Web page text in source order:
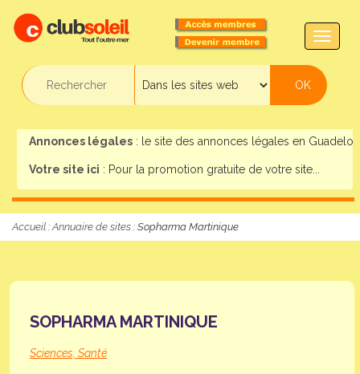
Annonces légales : le site des annonces légales en
Votre site ici : Pour la promotion gratuite de votre site...
Accueil :Annuaire de sites : Sopharma Martinique
SOPHARMA MARTINIQUE
Sciences, Santé